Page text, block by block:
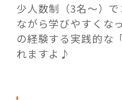
少人数制（3名～）
ながら学びやすくな
の経験する実践的な
れますよ♪